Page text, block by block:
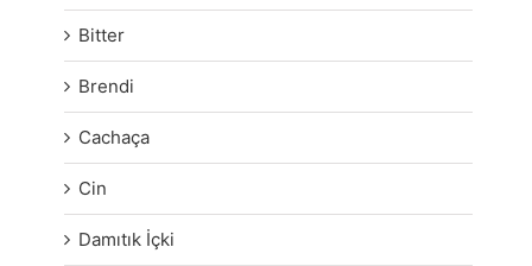
Bitter
Brendi
Cachaça
Cin
Damıtık İçki